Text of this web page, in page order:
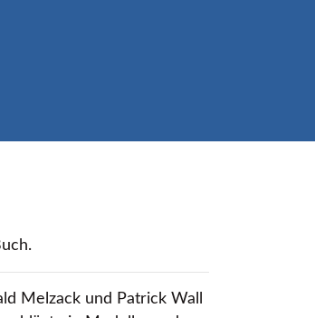
Melzack und Patrick Wall